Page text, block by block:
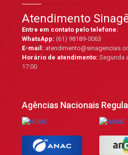
Atendimento
Entre em contato pelo telefone:
WhatsApp:(61) 98189-0063
E-mail:
Horário de atendimento:Segunda
17:00
Agências Nacionais